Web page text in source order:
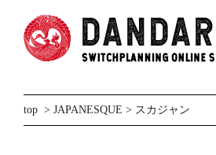
top > JAPANESQUE > スカジャン